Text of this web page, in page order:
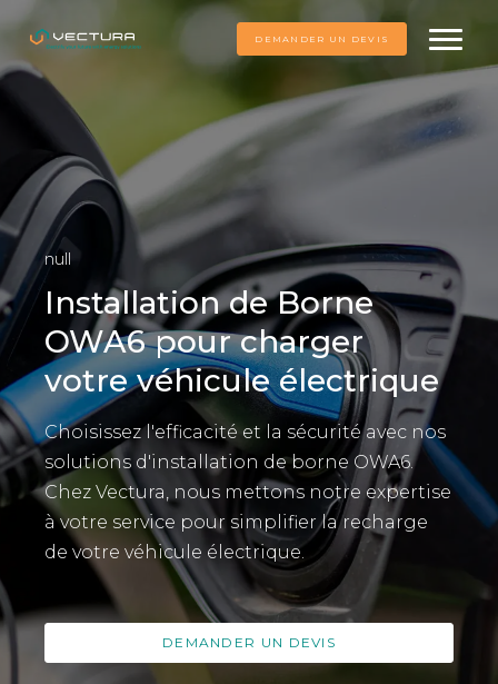
DEMANDER UN DEVIS
null
Installation de Borne
OWA6 pour charger
votre véhicule électrique
Choisissez l'efficacité et la sécurité avec nos
solutions d'installation de borne OWA6.
Chez Vectura, nous mettons notre expertise
à votre service pour simplifier la recharge
de votre véhicule électrique.
DEMANDER UN DEVIS